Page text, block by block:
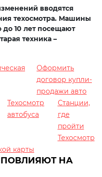
вводятся
техосмотра. Машины
до 10 лет посещают
техника –
Оформить
договор купли-
продажи авто
Техосмотр
автобуса
Станции,
где
пройти
Техосмотр
карты
НА